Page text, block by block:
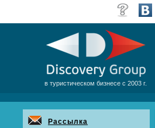
в туристическом бизнесе с 2003 г.
Рассылка